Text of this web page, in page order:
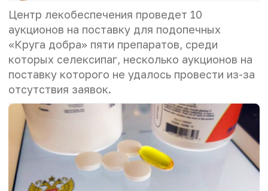
Центр лекобеспечения проведет 10
аукционов на поставку для подопечных
«Круга добра» пяти препаратов, среди
которых селексипаг, несколько аукционов на
поставку которого не удалось провести из-за
отсутствия заявок.